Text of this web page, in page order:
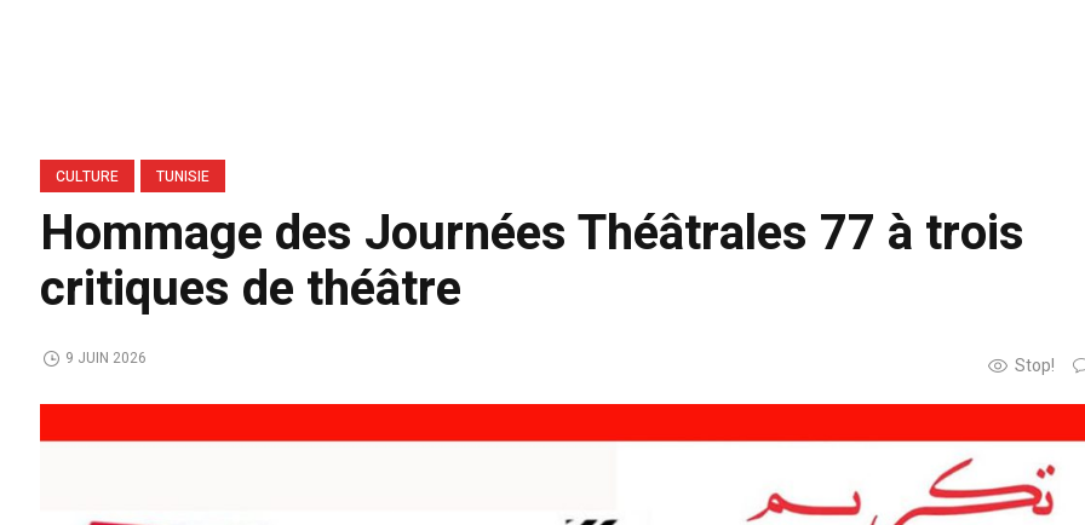
CULTURE TUNISIE
Hommage des Journées Théâtrales 77 à trois
critiques de théâtre
Stop!
9 JUIN 2026